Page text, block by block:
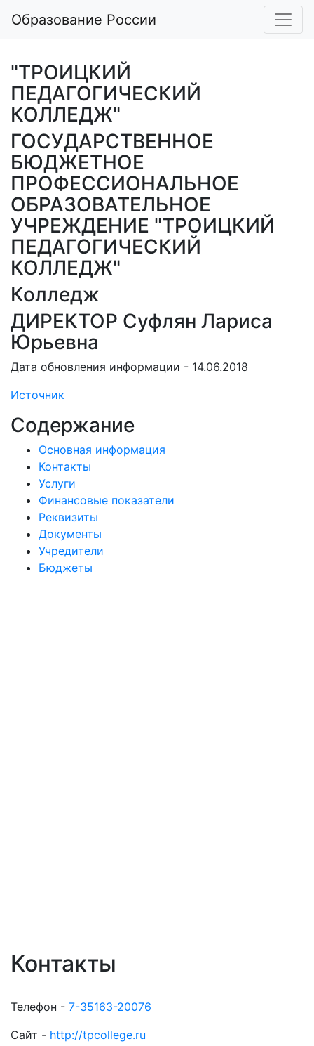
Образование России
"ТРОИЦКИЙ
ПЕДАГОГИЧЕСКИЙ
КОЛЛЕДЖ"
ГОСУДАРСТВЕННОЕ
БЮДЖЕТНОЕ
ПРОФЕССИОНАЛЬНОЕ
ОБРАЗОВАТЕЛЬНОЕ
УЧРЕЖДЕНИЕ "ТРОИЦКИЙ
ПЕДАГОГИЧЕСКИЙ
КОЛЛЕДЖ"
Колледж
ДИРЕКТОР Суфлян Лариса
Юрьевна
Дата обновления информации - 14.06.2018
Источник
Содержание
Основная информация
Контакты
Услуги
Финансовые показатели
Реквизиты
Документы
Учредители
Бюджеты
Контакты
Телефон - 7-35163-20076
Сайт - http://tpcollege.ru